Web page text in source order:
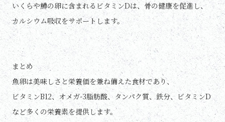
いくらや鱒の卵に含まれるビタミンDは、骨の健康を促進し、
カルシウム吸収をサポートします。
まとめ
魚卵は美味しさと栄養価を兼ね備えた食材であり、
ビタミンB12、オメガ-3脂肪酸、タンパク質、鉄分、ビタミンD
など多くの栄養素を提供します。